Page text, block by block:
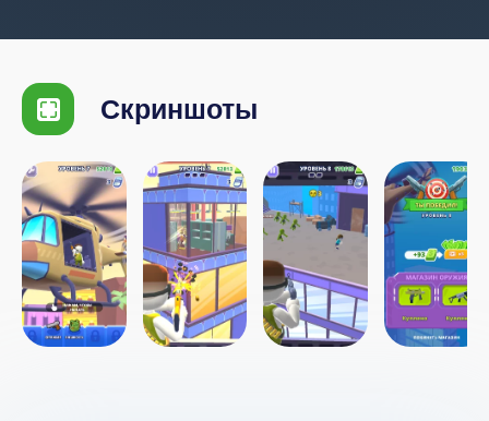
Скриншоты